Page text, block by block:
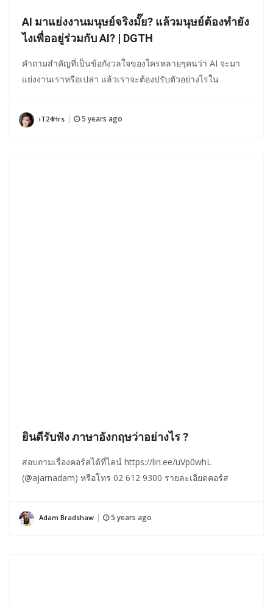
AI มาแย่งงานมนุษย์จริงมั๊ย? แล้วมนุษย์ต้องทำยัง
ไงเพื่ออยู่ร่วมกับ AI? | DGTH
คำถามสำคัญที่เป็นข้อกังวลใจของใครหลายๆคนว่า AI จะมา
แย่งงานเราหรือเปล่า แล้วเราจะต้องปรับตัวอย่างไรใน
iT24Hrs 5 years ago
ยินดีรับฟัง ภาษาอังกฤษว่าอย่างไร ?
สอบถามเรื่องคอร์สได้ที่ไลน์ https://lin.ee/uVp0whL
(@ajarnadam) หรือโทร 02 612 9300 รายละเอียดคอร์ส
Adam Bradshaw 5 years ago